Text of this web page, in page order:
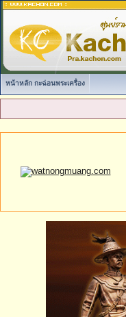
หน้าหลัก กะฉ่อนพระเครื่อง